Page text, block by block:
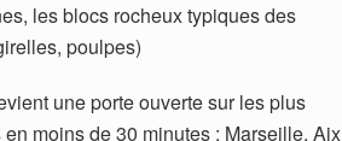
les blocs rocheux typiques des
poulpes)
une porte ouverte sur les plus
moins de 30 minutes : Marseille, Aix